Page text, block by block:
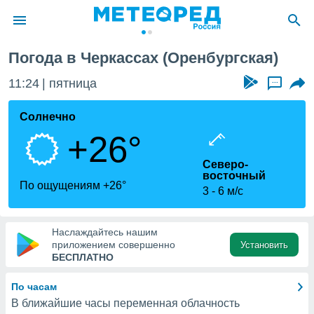
о
Вы можете
к этому
доступ
Погода в Черкассах (Оренбургская)
11:24 пятница ...
Солнечно
+26°
По ощущениям +26°
Северо-
восточный
3
6 м/с
Наслаждайтесь нашим
приложением совершенно
БЕСПЛАТНО
Установить
По часам
В ближайшие часы переменная облачность